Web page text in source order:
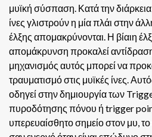
μυϊκή σύσπαση. Κατά την
ίνες γλιστρούν η μία πλάι στην
έλξης απομακρύνονται. Η βίαιη
απομάκρυνση προκαλεί
μηχανισμός αυτός μπορεί να
τραυματισμό στις μυϊκές ίνες.
οδηγεί στην δημιουργία των
πυροδότησης πόνου ή trigger
υπερευαίσθητο σημείο στον μυ, το